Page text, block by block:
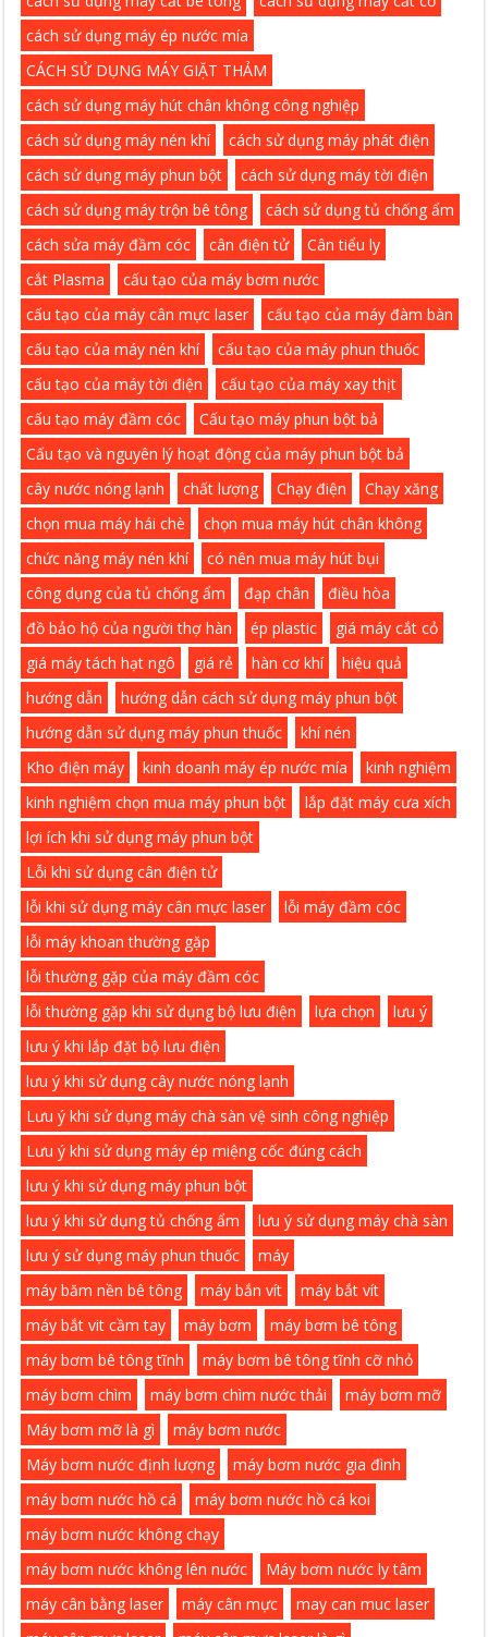
cách sử dụng máy ép nước mía
CÁCH SỬ DỤNG MÁY GIẶT THẢM
cách sử dụng máy hút chân không công nghiệp
cách sử dụng máy nén khí
cách sử dụng máy phát điện
cách sử dụng máy phun bột
cách sử dụng máy tời điện
cách sử dụng máy trộn bê tông
cách sử dụng tủ chống ẩm
cách sửa máy đầm cóc
cân điện tử
Cân tiểu ly
cắt Plasma
cấu tạo của máy bơm nước
cấu tạo của máy cân mực laser
cấu tạo của máy đàm bàn
cấu tạo của máy nén khí
cấu tạo của máy phun thuốc
cấu tạo của máy tời điện
cấu tạo của máy xay thịt
cấu tạo máy đầm cóc
Cấu tạo máy phun bột bả
Cấu tạo và nguyên lý hoạt động của máy phun bột bả
cây nước nóng lạnh
chất lượng Chạy điện
Chạy xăng
chọn mua máy hái chè
chọn mua máy hút chân không
chức năng máy nén khí
có nên mua máy hút bụi
công dụng của tủ chống ẩm
đạp chân
điều hòa
đồ bảo hộ của người thợ hàn
ép plastic
giá máy cắt cỏ
giá máy tách hạt ngô
giá rẻ hàn cơ khí
hiệu quả
hướng dẫn
hướng dẫn cách sử dụng máy phun bột
hướng dẫn sử dụng máy phun thuốc
khí nén
Kho điện máy
kinh doanh máy ép nước mía
kinh nghiệm
kinh nghiệm chọn mua máy phun bột
lắp đặt máy cưa xích
lợi ích khi sử dụng máy phun bột
Lỗi khi sử dụng cân điện tử
lỗi khi sử dụng máy cân mực laser
lỗi máy đầm cóc
lỗi máy khoan thường gặp
lỗi thường gặp của máy đầm cóc
lỗi thường gặp khi sử dụng bộ lưu điện
lựa chọn
lưu ý
lưu ý khi lắp đặt bộ lưu điện
lưu ý khi sử dụng cây nước nóng lạnh
Lưu ý khi sử dụng máy chà sàn vệ sinh công nghiệp
Lưu ý khi sử dụng máy ép miệng cốc đúng cách
lưu ý khi sử dụng máy phun bột
lưu ý khi sử dụng tủ chống ẩm
lưu ý sử dụng máy chà sàn
lưu ý sử dụng máy phun thuốc
máy
máy băm nền bê tông
máy bắn vít
máy bắt vít
máy bắt vit cầm tay
máy bơm
máy bơm bê tông
máy bơm bê tông tĩnh
máy bơm bê tông tĩnh cỡ nhỏ
máy bơm chìm
máy bơm chìm nước thải
máy bơm mỡ
Máy bơm mỡ là gì
máy bơm nước
Máy bơm nước định lượng
máy bơm nước gia đình
máy bơm nước hồ cá
máy bơm nước hồ cá koi
máy bơm nước không chạy
máy bơm nước không lên nước
Máy bơm nước ly tâm
máy cân bằng laser
máy cân mực
may can muc laser